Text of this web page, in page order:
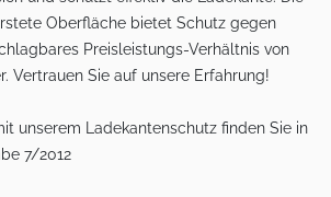
Oberfläche bietet Schutz gegen
Preisleistungs-Verhältnis von
Vertrauen Sie auf unsere Erfahrung!
unserem Ladekantenschutz finden Sie in
7/2012